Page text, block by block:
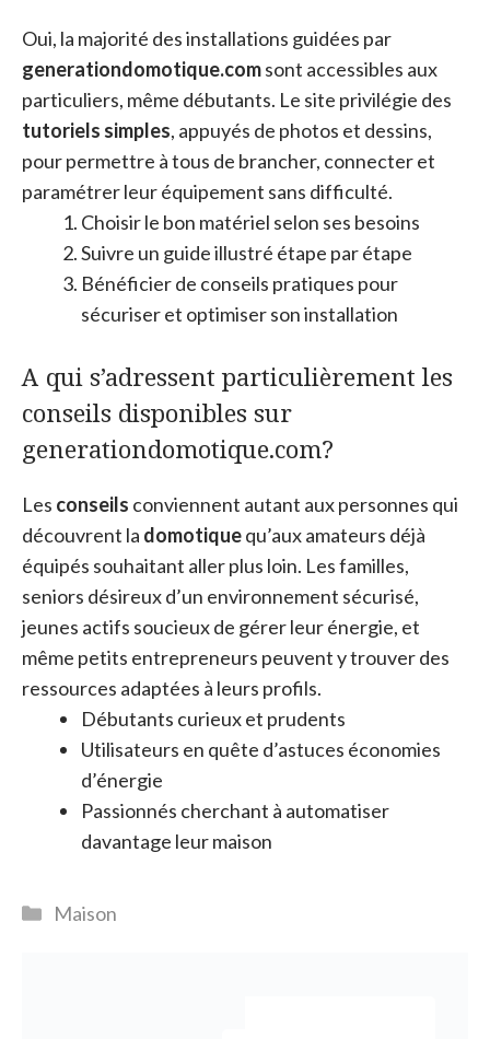
Oui, la majorité des installations guidées par
generationdomotique.comsont accessibles aux
particuliers, même débutants. Le site privilégie des
tutoriels simples, appuyés de photos et dessins,
pour permettre à tous de brancher, connecter et
paramétrer leur équipement sans difficulté.
Choisir le bon matériel selon ses besoins
Suivre un guide illustré étape par étape
Bénéficier de conseils pratiques pour
sécuriser et optimiser son installation
A qui s’adressent particulièrement les
conseils disponibles sur
generationdomotique.com?
Les conseils conviennent autant aux personnes qui
découvrent la domotiquequ’aux amateurs déjà
équipés souhaitant aller plus loin. Les familles,
seniors désireux d’un environnement sécurisé,
jeunes actifs soucieux de gérer leur énergie, et
même petits entrepreneurs peuvent y trouver des
ressources adaptées à leurs profils.
Débutants curieux et prudents
Utilisateurs en quête d’astuces économies
d’énergie
Passionnés cherchant à automatiser
davantage leur maison
Catégories
Maison